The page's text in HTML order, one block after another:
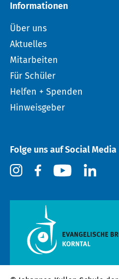
Informationen
Über uns
Aktuelles
Mitarbeiten
Für Schüler
Helfen + Spenden
Hinweisgeber
Folge uns auf Social Media